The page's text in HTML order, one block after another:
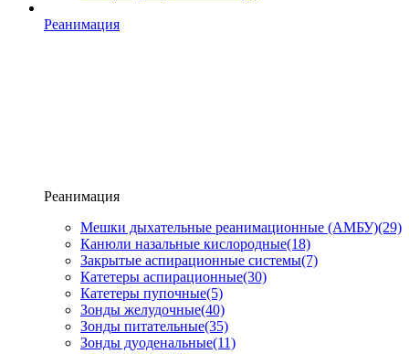
Реанимация
Реанимация
Мешки дыхательные реанимационные (АМБУ)(29)
Канюли назальные кислородные(18)
Закрытые аспирационные системы(7)
Катетеры аспирационные(30)
Катетеры пупочные(5)
Зонды желудочные(40)
Зонды питательные(35)
Зонды дуоденальные(11)